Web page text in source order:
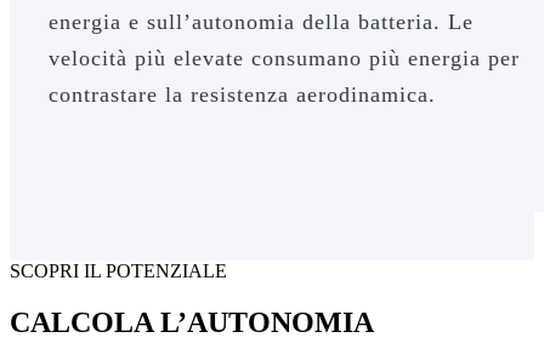
energia e sull’autonomia della batteria. Le
velocità più elevate consumano più energia per
contrastare la resistenza aerodinamica.
SCOPRI IL POTENZIALE
CALCOLA L’AUTONOMIA